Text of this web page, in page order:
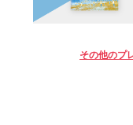
その他のプ